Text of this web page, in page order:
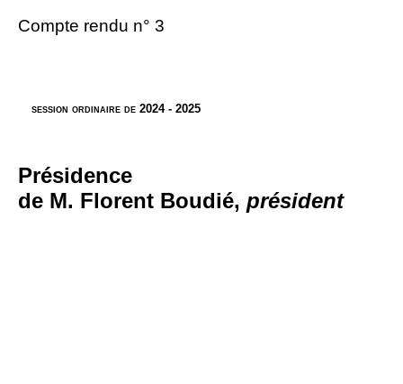
Compte rendu n° 3
session ordinaire de 2024 - 2025
Présidence
de M. Florent Boudié, président